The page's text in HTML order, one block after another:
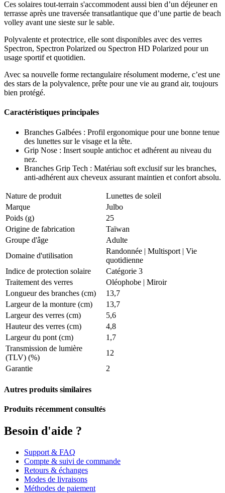
Ces solaires tout-terrain s'accommodent aussi bien d’un déjeuner en
terrasse après une traversée transatlantique que d’une partie de beach
volley avant une sieste sur le sable.
Polyvalente et protectrice, elle sont disponibles avec des verres
Spectron, Spectron Polarized ou Spectron HD Polarized pour un
usage sportif et quotidien.
Avec sa nouvelle forme rectangulaire résolument moderne, c’est une
des stars de la polyvalence, prête pour une vie au grand air, toujours
bien protégé.
Caractéristiques principales
Branches Galbées : Profil ergonomique pour une bonne tenue
des lunettes sur le visage et la tête.
Grip Nose : Insert souple antichoc et adhérent au niveau du
nez.
Branches Grip Tech : Matériau soft exclusif sur les branches,
anti-adhérent aux cheveux assurant maintien et confort absolu.
Nature de produit
Lunettes de soleil
Marque
Julbo
Poids (g)
25
Origine de fabrication
Taïwan
Groupe d'âge
Adulte
Domaine d'utilisation
Randonnée | Multisport | Vie
quotidienne
Indice de protection solaire
Catégorie 3
Traitement des verres
Oléophobe | Miroir
Longueur des branches (cm)
13,7
Largeur de la monture (cm)
13,7
Largeur des verres (cm)
5,6
Hauteur des verres (cm)
4,8
Largeur du pont (cm)
1,7
Transmission de lumière
(TLV) (%)
12
Garantie
2
Autres produits similaires
Produits récemment consultés
Besoin d'aide ?
Support & FAQ
Compte & suivi de commande
Retours & échanges
Modes de livraisons
Méthodes de paiement